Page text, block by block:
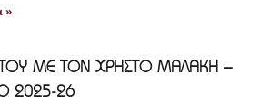
»
ΜΕ ΤΟΝ ΧΡΗΣΤΟ ΜΑΛΑΚΗ –
2025-26